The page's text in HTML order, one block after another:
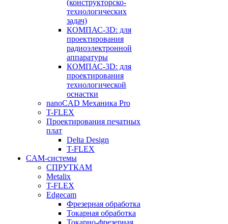
(конструкторско-
технологических
задач)
КОМПАС-3D: для
проектирования
радиоэлектронной
аппаратуры
КОМПАС-3D: для
проектирования
технологической
оснастки
nanoCAD Механика Pro
T-FLEX
Проектирования печатных
плат
Delta Design
T-FLEX
CAM-системы
СПРУТКAM
Metalix
T-FLEX
Edgecam
Фрезерная обработка
Токарная обработка
Токарно-фрезерная